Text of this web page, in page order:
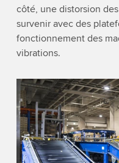
côté, une distorsion
survenir avec des
fonctionnement des
vibrations.